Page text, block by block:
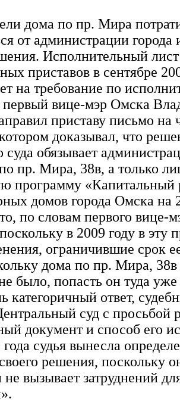
дома по пр. Мира
от администрации города
Исполнительный
приставов в сентябре
на требование по
первый вице-мэр Омска
приставу письмо на
доказывал, что
суда обязывает
пр. Мира, 38в, а только
программу «Капитальный
домов города Омска на
по словам первого вице-
в 2009 году в эту
ограничившие срок
дома по пр. Мира, 38в
было, попасть он туда
категоричный ответ,
суд с просьбой
документ и способ его
судья вынесла
решения, поскольку
вызывает затруднений